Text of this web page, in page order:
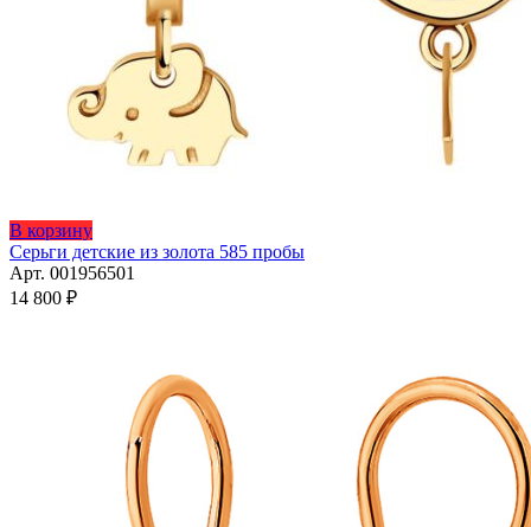
В корзину
Серьги детские из золота 585 пробы
Арт. 001956501
14 800 ₽